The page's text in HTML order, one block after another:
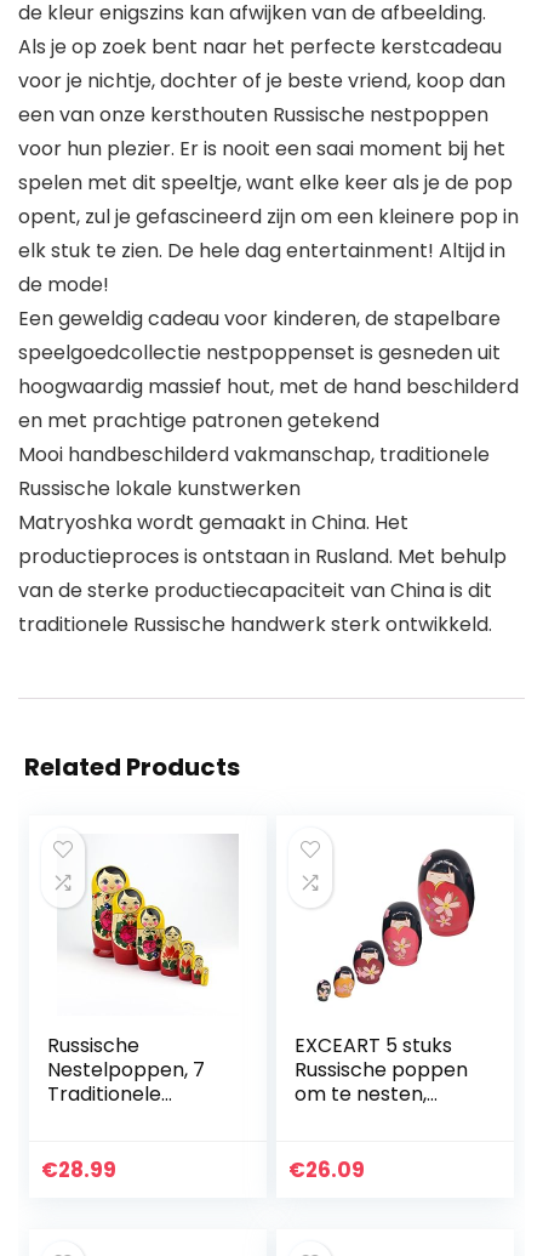
de kleur enigszins kan afwijken van de afbeelding.
Als je op zoek bent naar het perfecte kerstcadeau
voor je nichtje, dochter of je beste vriend, koop dan
een van onze kersthouten Russische nestpoppen
voor hun plezier. Er is nooit een saai moment bij het
spelen met dit speeltje, want elke keer als je de pop
opent, zul je gefascineerd zijn om een kleinere pop in
elk stuk te zien. De hele dag entertainment! Altijd in
de mode!
Een geweldig cadeau voor kinderen, de stapelbare
speelgoedcollectie nestpoppenset is gesneden uit
hoogwaardig massief hout, met de hand beschilderd
en met prachtige patronen getekend
Mooi handbeschilderd vakmanschap, traditionele
Russische lokale kunstwerken
Matryoshka wordt gemaakt in China. Het
productieproces is ontstaan in Rusland. Met behulp
van de sterke productiecapaciteit van China is dit
traditionele Russische handwerk sterk ontwikkeld.
Related Products
Russische
Nestelpoppen, 7
Traditionele
Semjonov Gele Stijl
€28.99
EXCEART 5 stuks
Russische poppen
om te nesten,
houten pop,
€26.09